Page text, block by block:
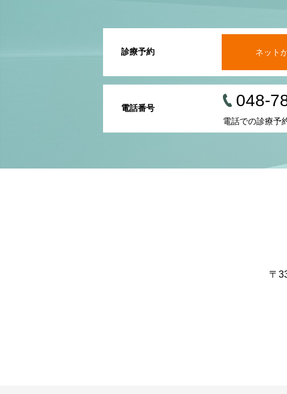
診療予約 ネット
電話番号 048-
電話での診療予
〒